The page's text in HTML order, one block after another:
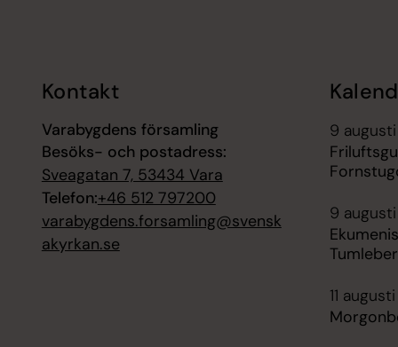
Kontakt
Varabygdens församling
Besöks- och postadress:
Sveagatan 7, 53434 Vara
Telefon:+46 512 797200
varabygdens.forsamling@svensk
akyrkan.se
9
9 augusti
11